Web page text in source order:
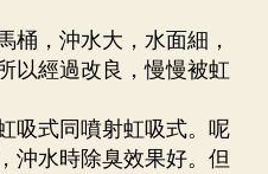
桶，沖水大，水面細，
以經過改良，慢慢被虹
吸式同噴射虹吸式。呢
沖水時除臭效果好。但